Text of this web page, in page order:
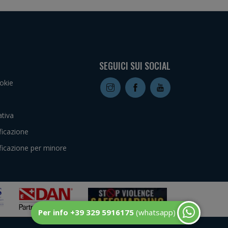
Per info +39 329 5916175 (whatsapp)
per minore
SEGUICI SUI SOCIAL